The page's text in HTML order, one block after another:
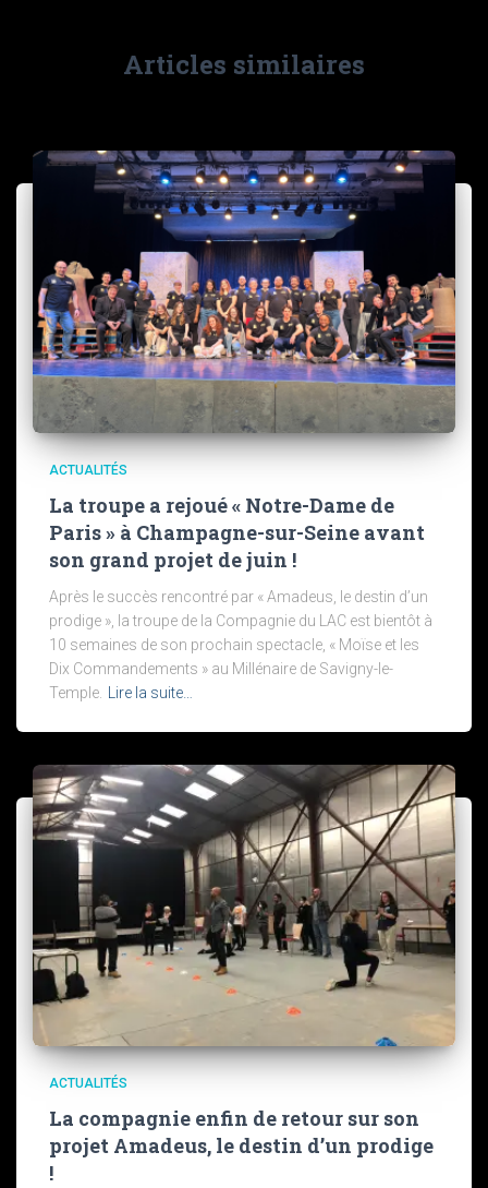
Articles similaires
ACTUALITÉS
La troupe a rejoué « Notre-Dame de
Paris » à Champagne-sur-Seine avant
son grand projet de juin !
Après le succès rencontré par « Amadeus, le destin d’un
prodige », la troupe de la Compagnie du LAC est bientôt à
10 semaines de son prochain spectacle, « Moïse et les
Dix Commandements » au Millénaire de Savigny-le-
Temple.
Lire la suite…
ACTUALITÉS
La compagnie enfin de retour sur son
projet Amadeus, le destin d’un prodige
!